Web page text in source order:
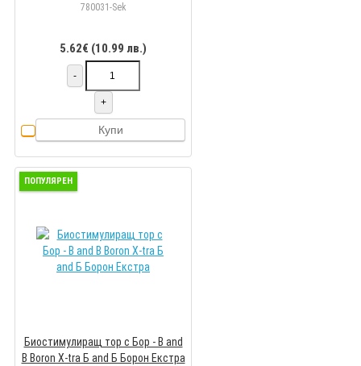
780031-Sek
5.62€ (10.99 лв.)
-
+
Купи
ПОПУЛЯРЕН
Биостимулиращ тор с Бор - B and
B Boron X-tra Б and Б Борон Екстра